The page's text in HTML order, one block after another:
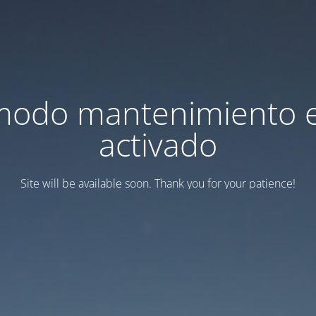
mantenimiento
activado
Site will be available soon. Thank you for your patience!